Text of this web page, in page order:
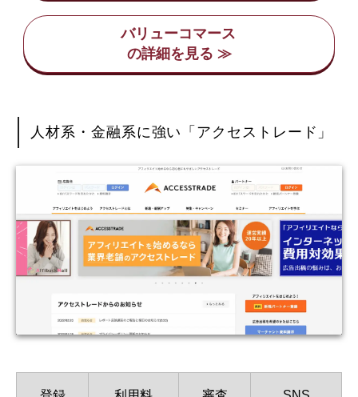
バリューコマース
人材系・金融系に強い「アクセストレード」